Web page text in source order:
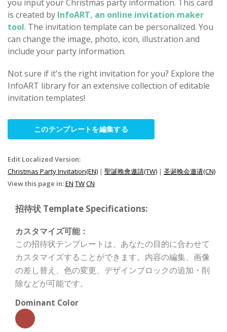
you input your Christmas party information. This card
is created by InfoART, an online invitation maker
tool. The invitation template can be personalized. You
can change the image, photo, icon, illustration and
include your party information.
Not sure if it's the right invitation for you? Explore the
InfoART library for an extensive collection of editable
invitation templates!
このテンプレートを編集する
Edit Localized Version:
Christmas Party Invitation(EN) | 聖誕晚會邀請(TW) | 圣诞晚会邀请(CN)
View this page in:EN TWCN
招待状 Template Specifications:
カスタマイズ可能：
この招待状テンプレートは、あなたの目的に合わせて
カスタマイズすることができます。内容の編集、画像
の差し替え、色の変更、デザインブロックの追加・削
除などが可能です。
Dominant Color